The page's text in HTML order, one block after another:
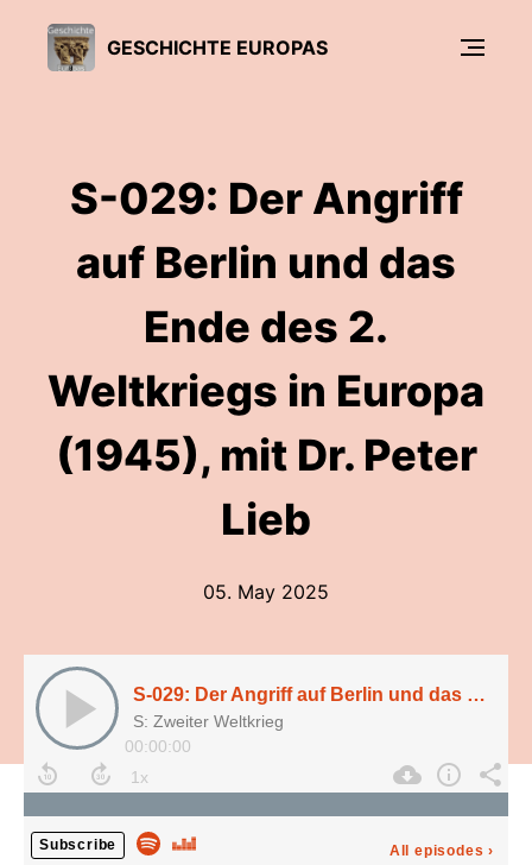
GESCHICHTE EUROPAS
S-029: Der Angriff
auf Berlin und das
Ende des 2.
Weltkriegs in Europa
(1945), mit Dr. Peter
Lieb
05. May 2025
S-029: Der Angriff auf Berlin und das Ende des 2. Weltkriegs in Europa (1945), mit Dr. Peter Lieb
S: Zweiter Weltkrieg
00:00:00
Subscribe All episodes ›